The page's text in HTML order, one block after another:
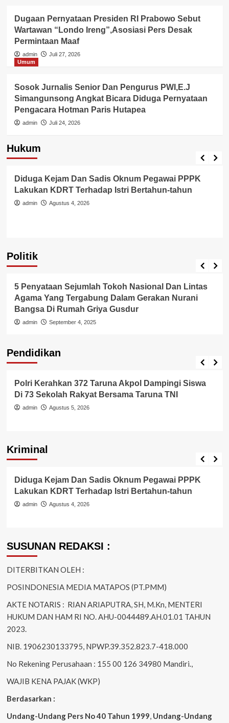
Dugaan Pernyataan Presiden RI Prabowo Sebut
Wartawan “Londo Ireng”,Asosiasi Pers Desak
Permintaan Maaf
admin
Juli 27, 2026
Umum
Sosok Jurnalis Senior Dan Pengurus PWI,E.J
Simangunsong Angkat Bicara Diduga Pernyataan
Pengacara Hotman Paris Hutapea
admin Juli 24, 2026
HukumBerita Polisi
Diduga Polda Banten Tutup Mata, Dugaan
Pelecehan Kekerasan Seksual Oleh Oknum Bank
Keliling Di Tangerang Hanya Ditaruh Di Meja Polisi
Politik
Pernyataan Ketua Umum PGLII Atas Keadaan
Situasi Demokrasi Yang Terjadi Di Indonesia
admin Agustus 31, 2025
Pendidikan
Siswa
Polri Gelar Dialog Penguatan Internal Untuk
Ancaman Love Scamming Di Era Digital
admin
Kriminal
PPPK
tahun
Gerak Cepat Tim Opsnal Gabungan
Reskrim Polsek Jatiwung Ringkus
Pembunuhan
SUSUNAN REDAKSI :
DITERBITKAN OLEH :
POSINDONESIA MEDIA MATAPOS (PT.PMM)
AKTE NOTARIS : RIAN ARIAPUTRA, SH, M.Kn, MENTERI
HUKUM DAN HAM RI NO. AHU-0044489.AH.01.01 TAHUN
2023.
NIB. 1906230133795, NPWP.39.352.823.7-418.000
No Rekening Perusahaan : 155 00 126 34980 Mandiri.,
WAJIB KENA PAJAK (WKP)
Berdasarkan :
Undang-Undang Pers No 40 Tahun 1999, Undang-Undang